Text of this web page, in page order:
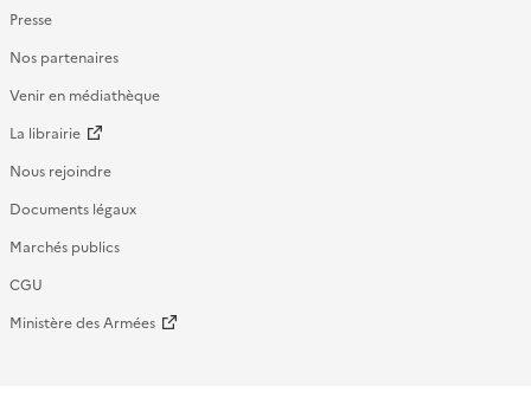
Presse
Nos partenaires
Venir en médiathèque
La librairie
Nous rejoindre
Documents légaux
Marchés publics
CGU
Ministère des Armées